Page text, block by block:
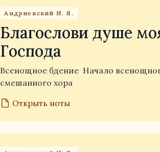
Андриевский И. Я.
Благослови душе
Господа
Всенощное бдение Начало
смешанного хора
Открыть ноты